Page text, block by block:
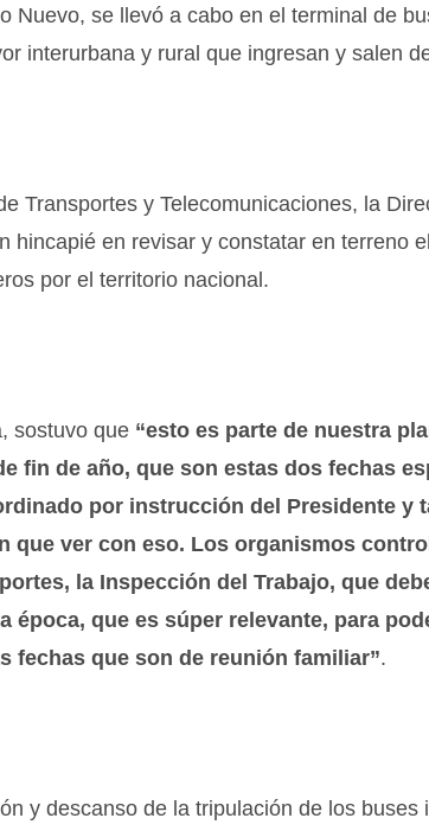
Nuevo, se llevó a cabo en el terminal de
interurbana y rural que ingresan y salen
Transportes y Telecomunicaciones, la
hincapié en revisar y constatar en terreno
por el territorio nacional.
sostuvo que “esto es parte de nuestra
fin de año, que son estas dos fechas
por instrucción del Presidente y
ver con eso. Los organismos
la Inspección del Trabajo, que
que es súper relevante, para
fechas que son de reunión familiar”.
y descanso de la tripulación de los buses